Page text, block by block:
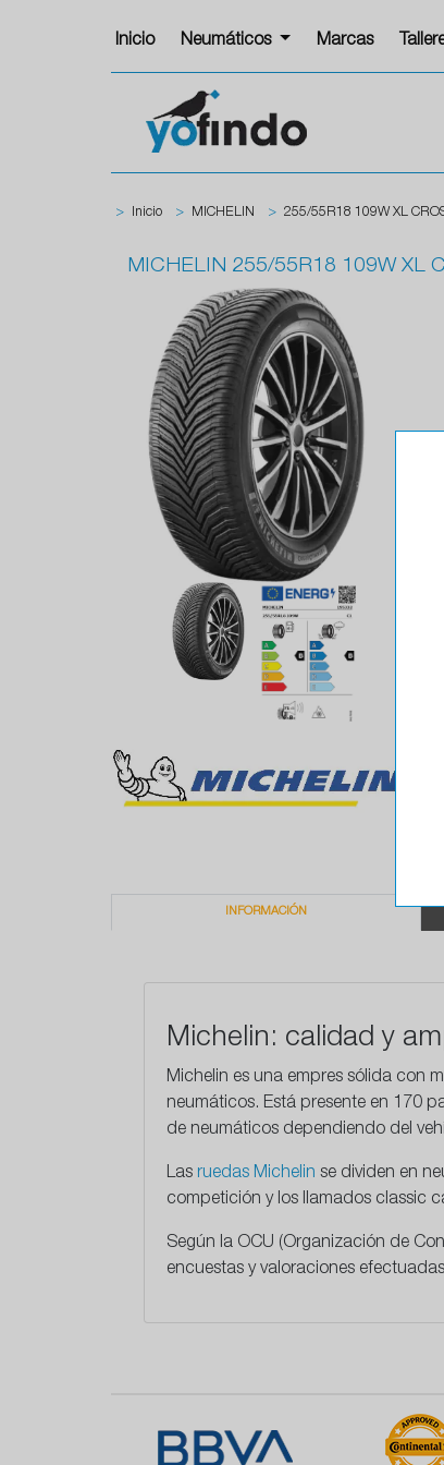
Inicio Neumáticos Marcas
> Inicio > MICHELIN > 255/55R18 109W XL
MICHELIN 255/55R18 109W XL
INFORMACIÓN
Michelin: calidad y
Michelin es una empres sólida con
neumáticos. Está presente en 170
de neumáticos dependiendo del
Las ruedas Michelin se dividen en
competición y los llamados classic
Según la OCU (Organización de
encuestas y valoraciones